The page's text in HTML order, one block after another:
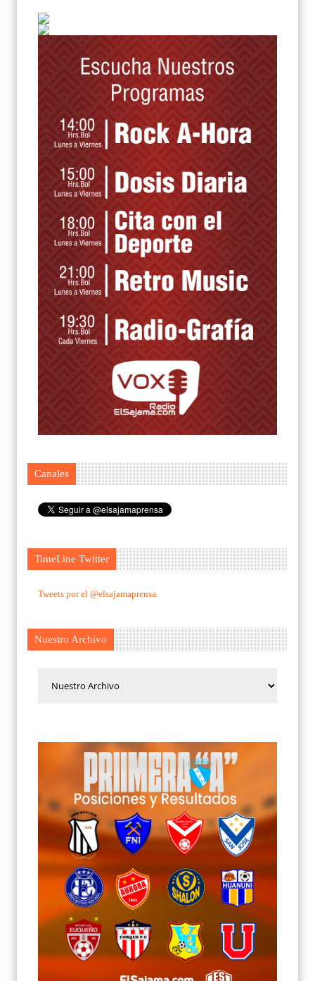
Canales
TimeLine Twitter
Tweets por el @elsajamaprensa.
Nuestro Archivo